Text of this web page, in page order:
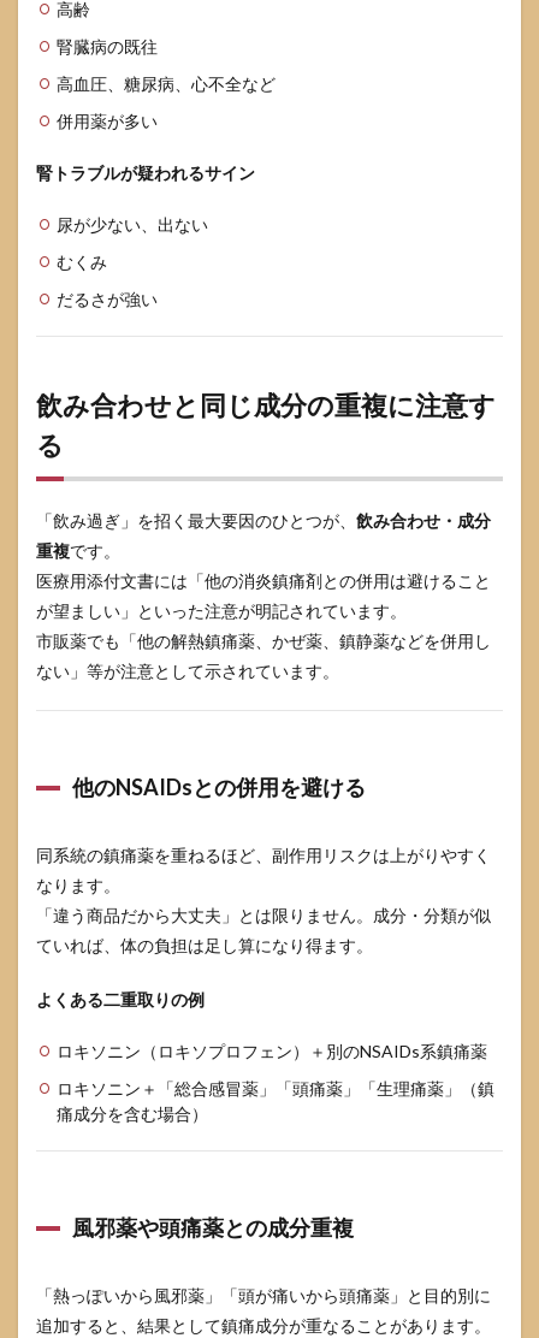
高齢
腎臓病の既往
高血圧、糖尿病、心不全など
併用薬が多い
腎トラブルが疑われるサイン
尿が少ない、出ない
むくみ
だるさが強い
飲み合わせと同じ成分の重複に注意す
る
「飲み過ぎ」を招く最大要因のひとつが、 飲み合わせ・成分
重複です。
医療用添付文書には「他の消炎鎮痛剤との併用は避けること
が望ましい」といった注意が明記されています。
市販薬でも「他の解熱鎮痛薬、かぜ薬、鎮静薬などを併用し
ない」等が注意として示されています。
他のNSAIDsとの併用を避ける
同系統の鎮痛薬を重ねるほど、副作用リスクは上がりやすく
なります。
「違う商品だから大丈夫」とは限りません。成分・分類が似
ていれば、体の負担は足し算になり得ます。
よくある二重取りの例
ロキソニン（ロキソプロフェン）＋別のNSAIDs系鎮痛薬
ロキソニン＋「総合感冒薬」「頭痛薬」「生理痛薬」（鎮
痛成分を含む場合）
風邪薬や頭痛薬との成分重複
「熱っぽいから風邪薬」「頭が痛いから頭痛薬」と目的別に
追加すると、結果として鎮痛成分が重なることがあります。